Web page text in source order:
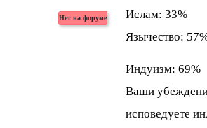
Ислам: 33%
Язычество:
Индуизм: 69%
Ваши
исповедуете